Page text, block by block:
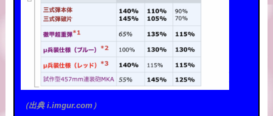
（出典 i.imgur.com）